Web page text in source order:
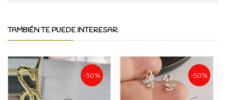
TAMBIÉN TE PUEDE INTERESAR
-30% -50%